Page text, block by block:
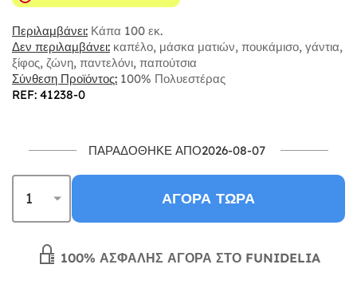
Περιλαμβάνει: Κάπα 100 εκ.
Δεν περιλαμβάνει: καπέλο, μάσκα ματιών, πουκάμισο, γάντια,
ξίφος, ζώνη, παντελόνι, παπούτσια
Σύνθεση Προϊόντος: 100% Πολυεστέρας
REF: 41238-0
ΠΑΡΑΔΌΘΗΚΕ ΑΠΌ2026-08-07
ΑΓΟΡΆ ΤΏΡΑ
100% ΑΣΦΑΛΉΣ ΑΓΟΡΆ ΣΤΟ FUNIDELIA